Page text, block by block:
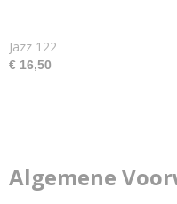
Jazz 122
€ 16,50
Algemene